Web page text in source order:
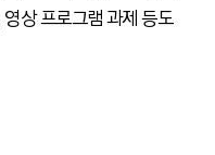
상 프로그램 과제 등도